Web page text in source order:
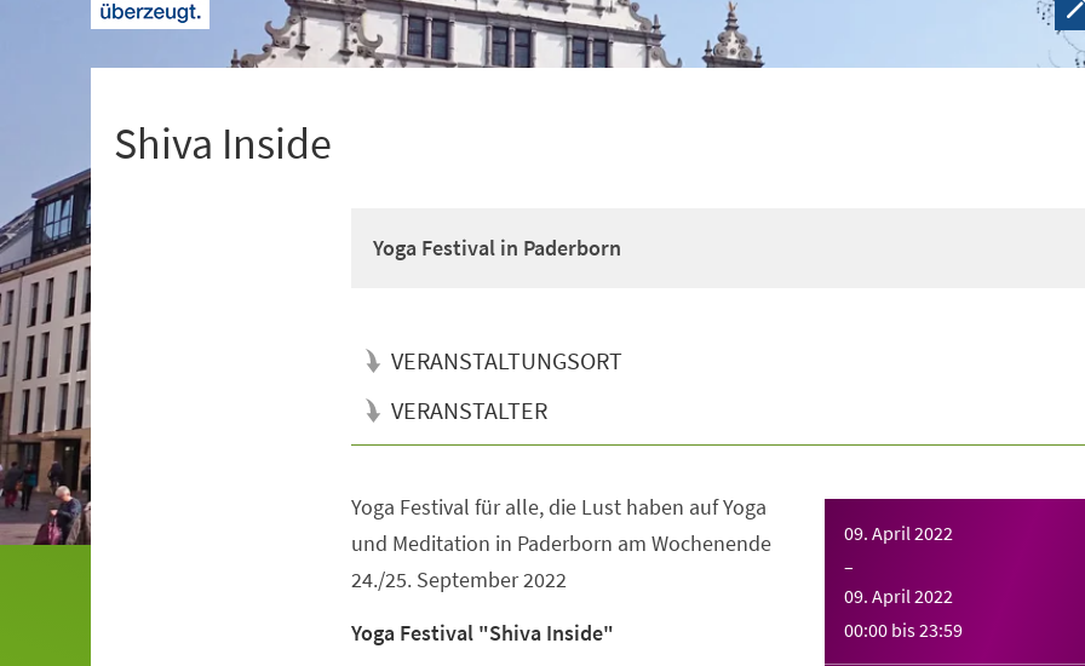
Shiva Inside
Yoga Festival in Paderborn
VERANSTALTUNGSORT
VERANSTALTER
09. April 2022
–
09. April 2022
00:00 bis23:59
Yoga Festival für alle, die Lust haben auf Yoga
und Meditation in Paderborn am Wochenende
24./25. September 2022
Yoga Festival "Shiva Inside"